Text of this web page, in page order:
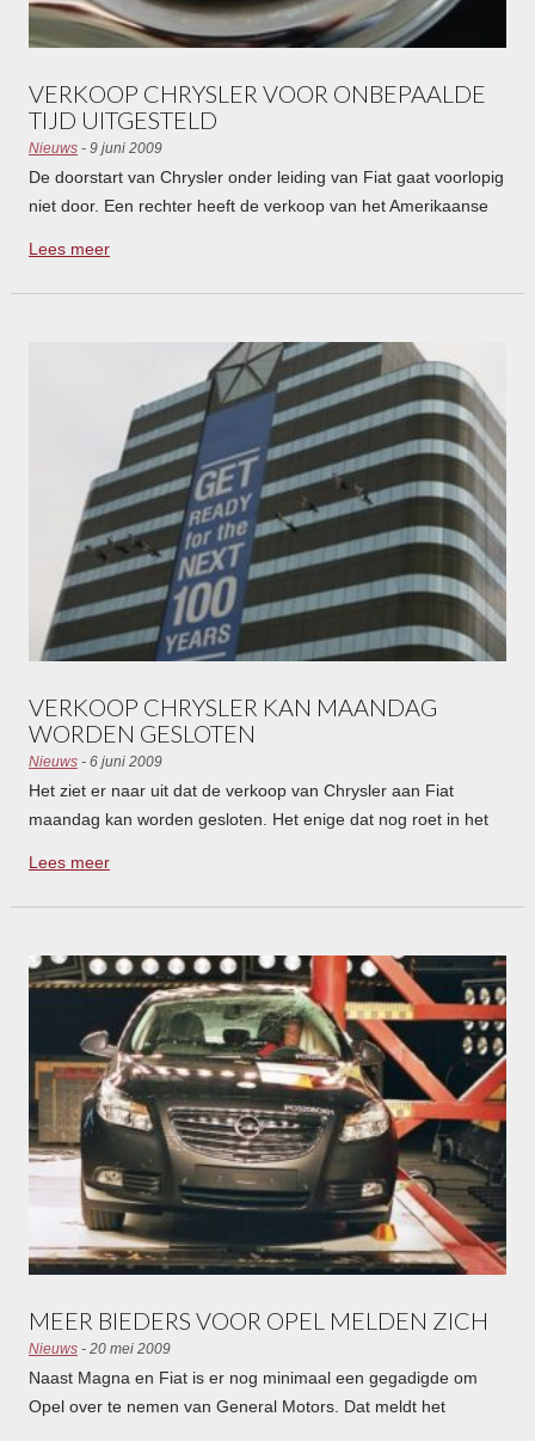
VERKOOP CHRYSLER VOOR ONBEPAALDE
TIJD UITGESTELD
Nieuws- 9 juni 2009
De doorstart van Chrysler onder leiding van Fiat gaat voorlopig
niet door. Een rechter heeft de verkoop van het Amerikaanse
vinden de verkoop onrechtmatig.
Lees meer
VERKOOP CHRYSLER KAN MAANDAG
WORDEN GESLOTEN
Nieuws- 6 juni 2009
Het ziet er naar uit dat de verkoop van Chrysler aan Fiat
maandag kan worden gesloten. Het enige dat nog roet in het
over de terugbetaling aan schuldeisers met onderpand.
Lees meer
MEER BIEDERS VOOR OPEL MELDEN ZICH
Nieuws- 20 mei 2009
Naast Magna en Fiat is er nog minimaal een gegadigde om
Opel over te nemen van General Motors. Dat meldt het